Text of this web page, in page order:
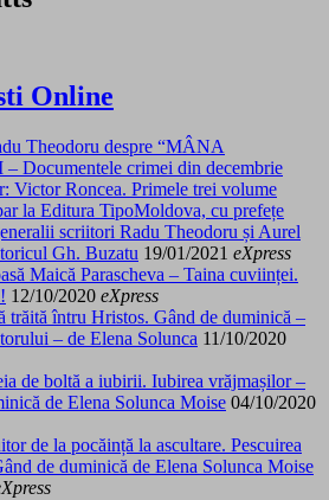
Online
Theodoru despre “MÂNA
Documentele crimei din decembrie
Victor Roncea. Primele trei volume
la Editura TipoMoldova, cu prefețe
scriitori Radu Theodoru și Aurel
Gh. Buzatu 19/01/2021 eXpress
Maică Parascheva – Taina cuviinței.
12/10/2020 eXpress
trăită întru Hristos. Gând de duminică –
– de Elena Solunca 11/10/2020
de boltă a iubirii. Iubirea vrăjmașilor –
de Elena Solunca Moise 04/10/2020
de la pocăință la ascultare. Pescuirea
de duminică de Elena Solunca Moise